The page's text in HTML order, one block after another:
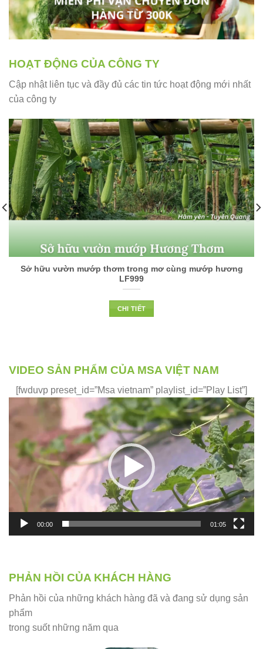
Cập nhật liên tục và đầy đủ các tin tức hoạt động mới nhất
của công ty
Sở hữu vườn mướp thơm trong mơ cùng mướp hương
[fwduvp preset_id=”Msa vietnam” playlist_id=”Play List”]
Trình
chơi
Video
00:00 01:05
Phản hồi của những khách hàng đã và đang sử dụng sản
phẩm
trong suốt những năm qua